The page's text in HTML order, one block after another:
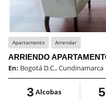
Apartamento Arrendar
En: Bogotá D.C., Cundinamarca
3 Alcobas 5